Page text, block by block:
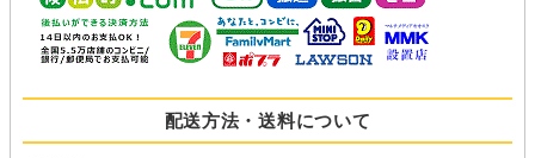
配送方法・送料について